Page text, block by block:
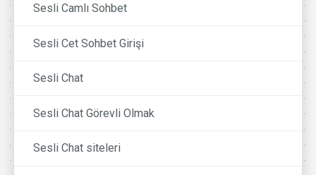
Sesli Camlı Sohbet
Sesli Cet Sohbet Girişi
Sesli Chat
Sesli Chat Görevli Olmak
Sesli Chat siteleri